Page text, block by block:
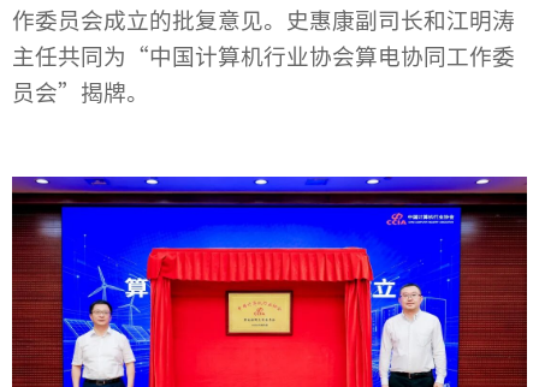
作委员会成立的批复意见。史惠康副司长和江明涛
主任共同为“中国计算机行业协会算电协同工作委
员会”揭牌。